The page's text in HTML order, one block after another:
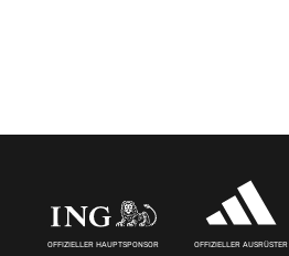
OFFIZIELLER HAUPTSPONSOR OFFIZIELLER AUSRÜSTER